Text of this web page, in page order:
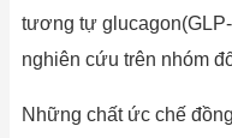
tương tự
nghiên cứu trên nhóm
Những chất ức chế